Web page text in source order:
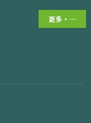
更多